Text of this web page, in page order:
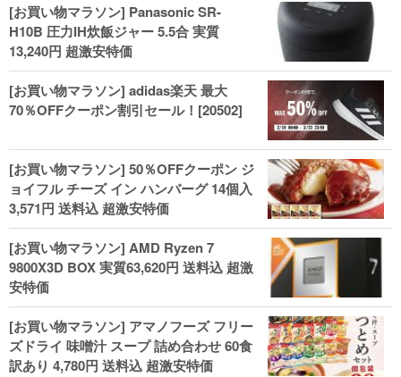
[お買い物マラソン] Panasonic SR-
H10B 圧力IH炊飯ジャー 5.5合 実質
13,240円 超激安特価
[お買い物マラソン] adidas楽天 最大
70％OFFクーポン割引セール！[20502]
[お買い物マラソン] 50％OFFクーポン ジ
ョイフル チーズ イン ハンバーグ 14個入
3,571円 送料込 超激安特価
[お買い物マラソン] AMD Ryzen 7
9800X3D BOX 実質63,620円 送料込 超激
安特価
[お買い物マラソン] アマノフーズ フリー
ズドライ 味噌汁 スープ 詰め合わせ 60食
訳あり 4,780円 送料込 超激安特価